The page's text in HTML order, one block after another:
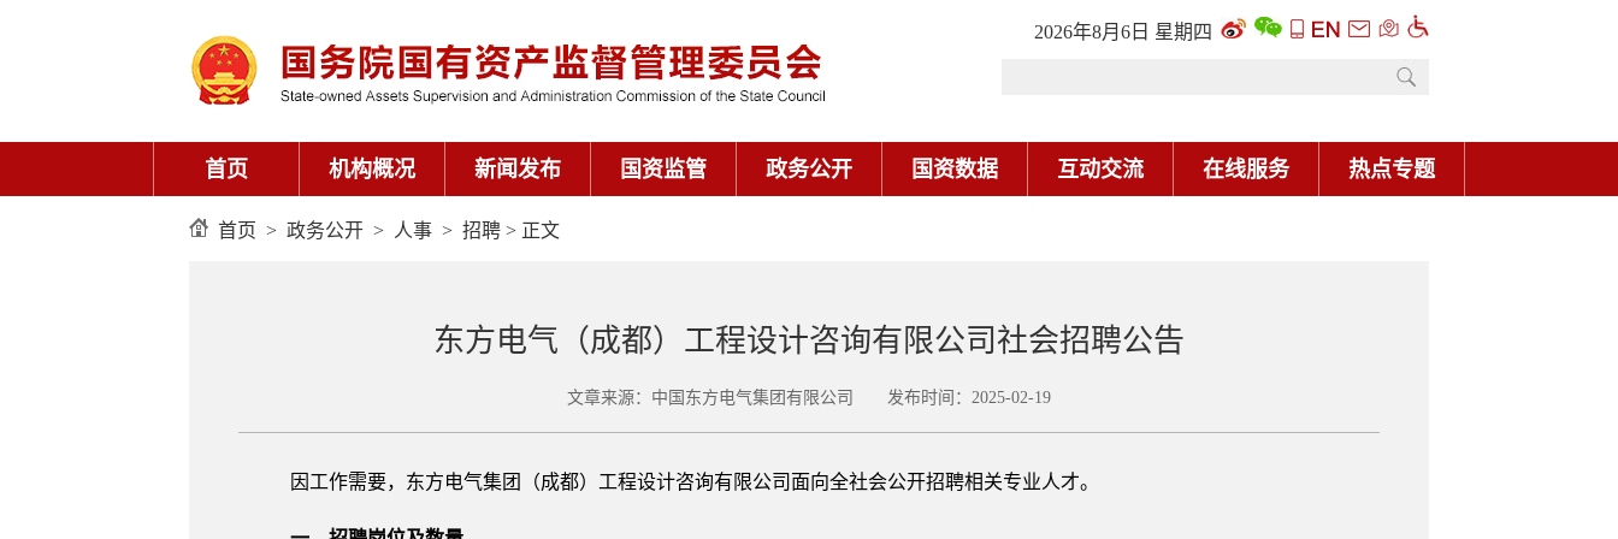
2026年8月6日 星期四
首页 机构概况 新闻发布 国资监管 政务公开 国资数据 互动交流 在线服务 热点专题
首页 > 政务公开 > 人事 > 招聘 > 正文
东方电气（成都）工程设计咨询有限公司社会招聘公告
文章来源：中国东方电气集团有限公司 发布时间：2025-02-19
因工作需要，东方电气集团（成都）工程设计咨询有限公司面向全社会公开招聘相关专业人才。